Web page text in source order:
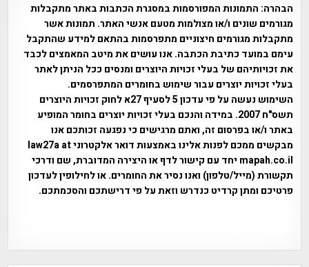
הבהרה: התמונות המפורסמות במסגרת הכתבות באתר מתקבלות
מגורמים שונים ו/או מצולמות מטעם אנשי האתר. תמונות אשר
מתקבלות מגורמים חיצוניים מתפרסמות בהתאם למידע שהתקבל
עימם במועד כתיבת הכתבה. אנו עושים את מיטב המאמצים לכבד
את זכויותיהם של בעלי זכויות היוצרים ומנסים ככל הניתן לאתר
בעלי זכויות יוצרים עבור שימוש בחומרים המתפרסמים.
השימוש נעשה על פי עדכון 5 לסעיף 27א לחוק זכויות היוצרים
תשס"ח 2007. במידה והנכם בעלי זכויות יוצרים בחומר המופיע
באתר ו/או בפרסום זה, ואתם מרגישים כי נפגעה זכותכם אנו
מבקשים ממכם לפנות אלינו באמצעות דואר אלקטרוני law27a at
mapah.co.il יחד עם קישור לדף או היצירה המדוברת, שם ודרכי
תקשורת (מייל/טלפון) ואנו נסיר את החומרים. או לחילופין לעדכון
פרטיכם ומתן קרדיט כנדרש וזאת על פי דרישתכם והסכמתכם.